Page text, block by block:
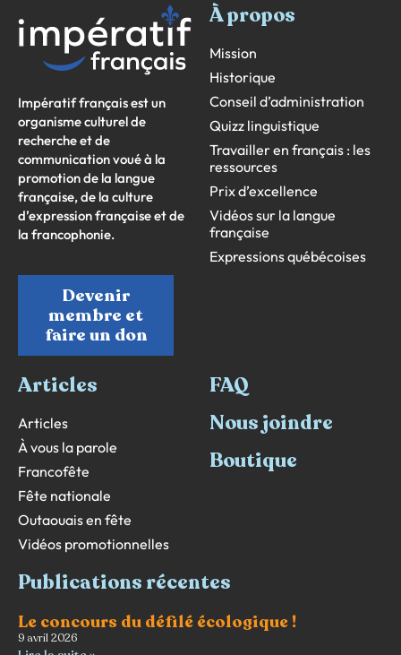
Impératif français est un
organisme culturel de
recherche et de
communication voué à la
promotion de la langue
française, de la culture
d’expression française et de
la francophonie.
Devenir
membre et
faire un don
À propos
Mission
Historique
Conseil d’administration
Quizz linguistique
Travailler en français : les
ressources
Prix d’excellence
Vidéos sur la langue
française
Expressions québécoises
Articles
Articles
À vous la parole
Francofête
Fête nationale
Outaouais en fête
Vidéos promotionnelles
FAQ
Nous joindre
Boutique
Publications récentes
Le concours du défilé écologique !
9 avril 2026